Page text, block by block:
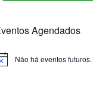
Agendados
Não há eventos futuros.